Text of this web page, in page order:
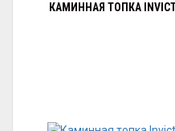
КАМИННАЯ ТОПКА